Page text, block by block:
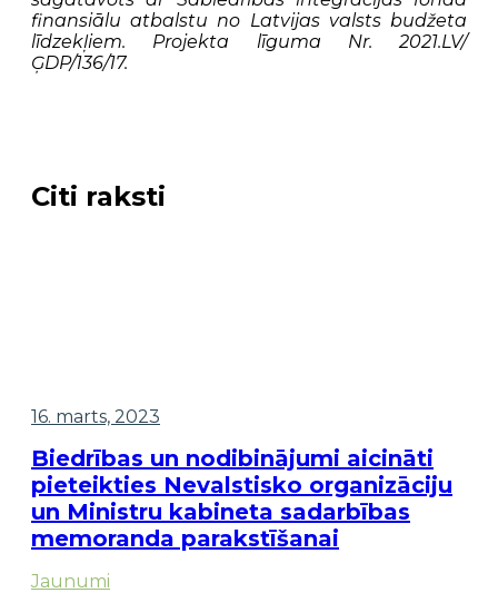
finansiālu atbalstu no Latvijas valsts budžeta
līdzekļiem. Projekta līguma Nr. 2021.LV/
ĢDP/136/17.
Citi raksti
16. marts, 2023
Biedrības un nodibinājumi aicināti
pieteikties Nevalstisko organizāciju
un Ministru kabineta sadarbības
memoranda parakstīšanai
Jaunumi